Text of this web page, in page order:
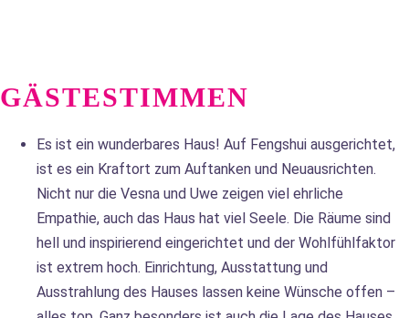
GÄSTESTIMMEN
Es ist ein wunderbares Haus! Auf Fengshui ausgerichtet,
ist es ein Kraftort zum Auftanken und Neuausrichten.
Nicht nur die Vesna und Uwe zeigen viel ehrliche
Empathie, auch das Haus hat viel Seele. Die Räume sind
hell und inspirierend eingerichtet und der Wohlfühlfaktor
ist extrem hoch. Einrichtung, Ausstattung und
Ausstrahlung des Hauses lassen keine Wünsche offen –